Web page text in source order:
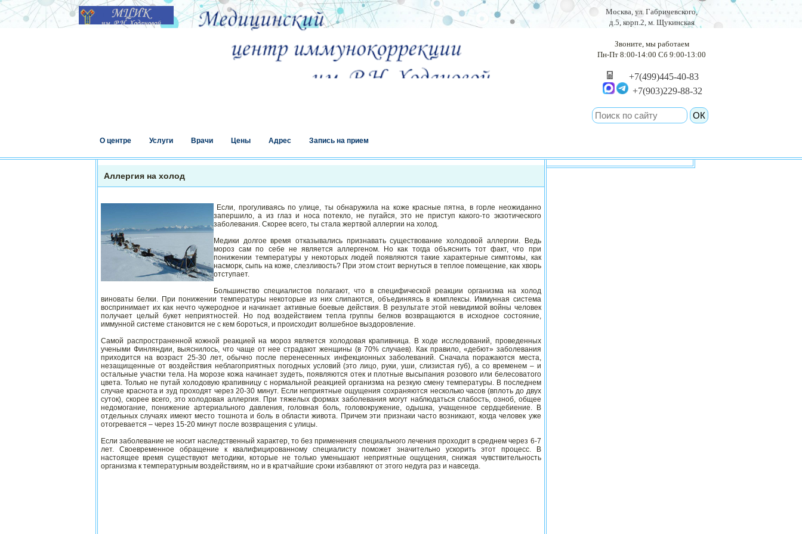
О центре Услуги Врачи Цены Адрес Запись на прием
Москва, ул. Габричевского,
д.5, корп.2, м. Щукинская
Звоните, мы работаем
Пн-Пт 8:00-14:00 Сб 9:00-13:00
+7(499)445-40-83
+7(903)229-88-32
Аллергия на холод
Если, прогуливаясь по улице, ты обнаружила на коже красные пятна, в горле неожиданно
запершило, а из глаз и носа потекло, не пугайся, это не приступ какого-то экзотического
заболевания. Скорее всего, ты стала жертвой аллергии на холод.
Медики долгое время отказывались признавать существование холодовой аллергии. Ведь
мороз сам по себе не является аллергеном. Но как тогда объяснить тот факт, что при
понижении температуры у некоторых людей появляются такие характерные симптомы, как
насморк, сыпь на коже, слезливость? При этом стоит вернуться в теплое помещение, как хворь
отступает.
Большинство специалистов полагают, что в специфической реакции организма на холод
виноваты белки. При понижении температуры некоторые из них слипаются, объединяясь в комплексы. Иммунная система
воспринимает их как нечто чужеродное и начинает активные боевые действия. В результате этой невидимой войны человек
получает целый букет неприятностей. Но под воздействием тепла группы белков возвращаются в исходное состояние,
иммунной системе становится не с кем бороться, и происходит волшебное выздоровление.
Самой распространенной кожной реакцией на мороз является холодовая крапивница. В ходе исследований, проведенных
учеными Финляндии, выяснилось, что чаще от нее страдают женщины (в 70% случаев). Как правило, «дебют» заболевания
приходится на возраст 25-30 лет, обычно после перенесенных инфекционных заболеваний. Сначала поражаются места,
незащищенные от воздействия неблагоприятных погодных условий (это лицо, руки, уши, слизистая губ), а со временем – и
остальные участки тела. На морозе кожа начинает зудеть, появляются отек и плотные высыпания розового или белесоватого
цвета. Только не путай холодовую крапивницу с нормальной реакцией организма на резкую смену температуры. В последнем
случае краснота и зуд проходят через 20-30 минут. Если неприятные ощущения сохраняются несколько часов (вплоть до двух
суток), скорее всего, это холодовая аллергия. При тяжелых формах заболевания могут наблюдаться слабость, озноб, общее
недомогание, понижение артериального давления, головная боль, головокружение, одышка, учащенное сердцебиение. В
отдельных случаях имеют место тошнота и боль в области живота. Причем эти признаки часто возникают, когда человек уже
отогревается – через 15-20 минут после возвращения с улицы.
Если заболевание не носит наследственный характер, то без применения специального лечения проходит в среднем через 6-7
лет. Своевременное обращение к квалифицированному специалисту поможет значительно ускорить этот процесс. В
настоящее время существуют методики, которые не только уменьшают неприятные ощущения, снижая чувствительность
организма к температурным воздействиям, но и в кратчайшие сроки избавляют от этого недуга раз и навсегда.